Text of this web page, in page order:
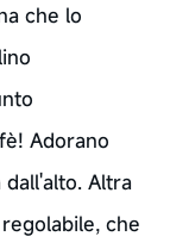
che lo
Adorano
Altra
che